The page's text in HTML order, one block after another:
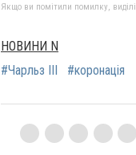
Якщо ви помітили помилку,
НОВИНИ N
#Чарльз ІІІ
#коронація